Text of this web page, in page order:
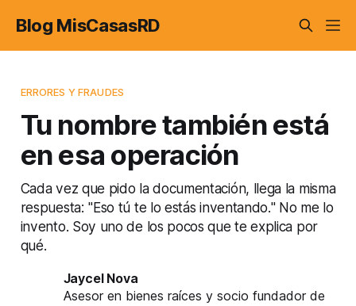
Blog MisCasasRD
ERRORES Y FRAUDES
Tu nombre también está
en esa operación
Cada vez que pido la documentación, llega la misma
respuesta: "Eso tú te lo estás inventando." No me lo
invento. Soy uno de los pocos que te explica por
qué.
Jaycel Nova
Asesor en bienes raíces y socio fundador de